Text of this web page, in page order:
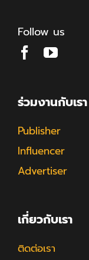
Follow us
ร่วมงานกับเรา
Publisher
Influencer
Advertiser
เกี่ยวกับเรา
ติดต่อเรา